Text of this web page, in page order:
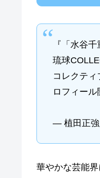
『「水谷
琉球
コレクテ
ロフィー
— 植田正強
華やかな芸能